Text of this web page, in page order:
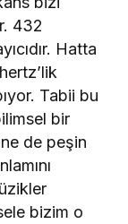
432
Hatta
Tabii bu
bir
de peşin
bizim o